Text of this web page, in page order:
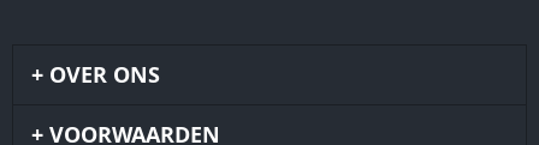
OVER ONS
VOORWAARDEN